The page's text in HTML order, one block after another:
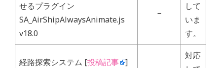
せるプラグイン
SA_AirShipAlwaysAnimate.js
v18.0
－
して
いま
す。
経路探索システム [投稿記事 ]
対応